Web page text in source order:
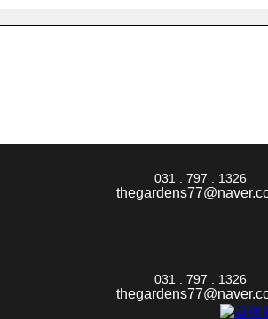
031 . 797 . 1326
031 . 797 . 1326